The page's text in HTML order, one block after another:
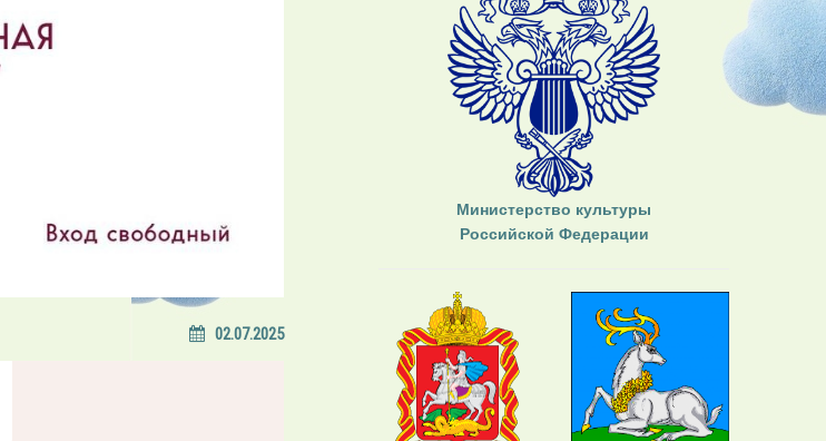
02.07.2025
Министерство культуры
Российской Федерации